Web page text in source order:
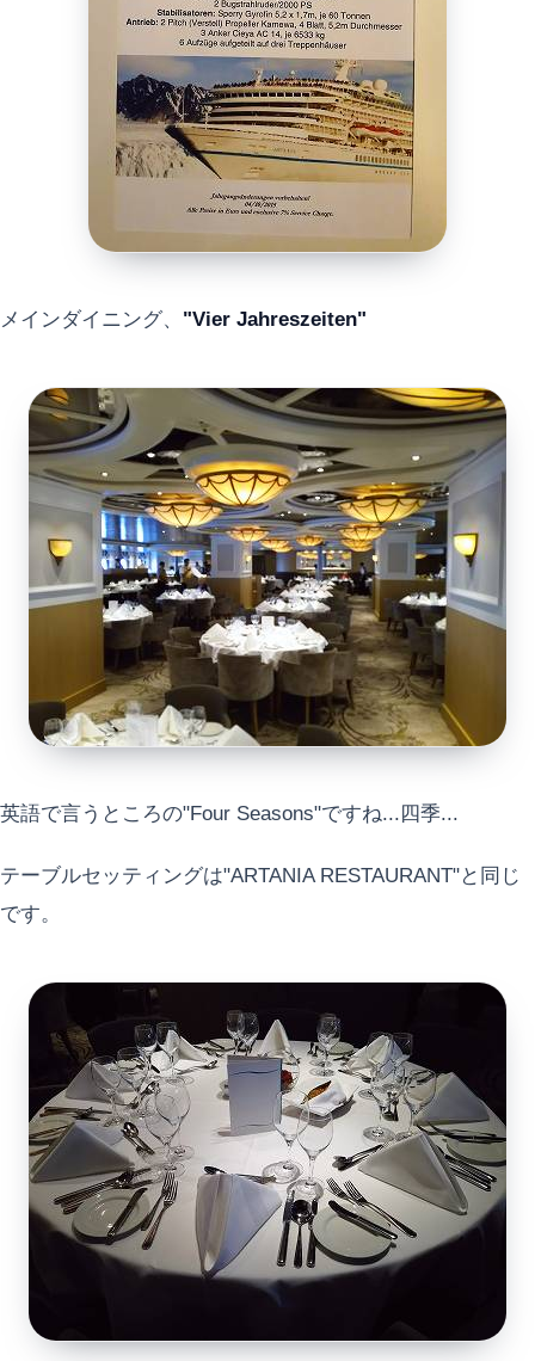
メインダイニング、 "Vier Jahreszeiten"
英語で言うところの"Four Seasons"ですね...四季...
テーブルセッティングは"ARTANIA RESTAURANT"と同じ
です。